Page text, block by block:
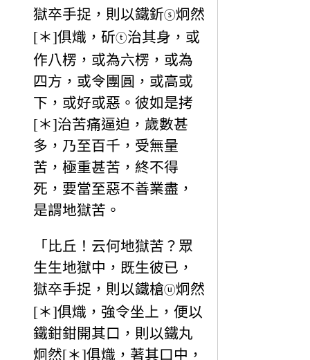
獄卒手捉，則以鐵釿ⓢ炯然
[＊]俱熾，斫ⓣ治其身，或
作八楞，或為六楞，或為
四方，或令團圓，或高或
下，或好或惡。彼如是拷
[＊]治苦痛逼迫，歲數甚
多，乃至百千，受無量
苦，極重甚苦，終不得
死，要當至惡不善業盡，
是謂地獄苦。
「比丘！云何地獄苦？眾
生生地獄中，既生彼已，
獄卒手捉，則以鐵槍ⓤ炯然
[＊]俱熾，強令坐上，便以
鐵鉗鉗開其口，則以鐵丸
炯然[＊]俱熾，著其口中，